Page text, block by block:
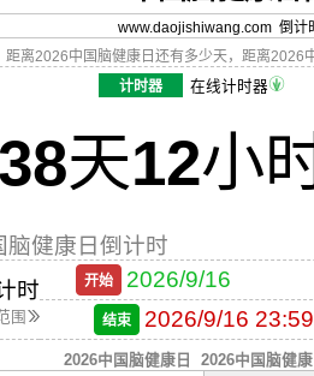
www.daojishiwang.com 倒计
距离2026中国脑健康日还有多少天，距离2026
计时器
在线计时器
38天12小
脑健康日倒计时
时
围
开始 2026/9/16
结束 2026/9/16
2026中国脑健康日
2026中国脑健